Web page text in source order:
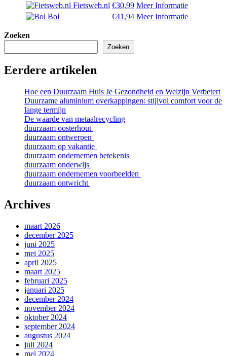
Fietsweb.nl €30,99 Meer Informatie
Bol
€41,94 Meer Informatie
Zoeken
Zoeken
Eerdere artikelen
Hoe een Duurzaam Huis Je Gezondheid en Welzijn Verbetert
Duurzame aluminium overkappingen: stijlvol comfort voor de
lange termijn
De waarde van metaalrecycling
duurzaam oosterhout
duurzaam ontwerpen
duurzaam op vakantie
duurzaam ondernemen betekenis
duurzaam onderwijs
duurzaam ondernemen voorbeelden
duurzaam ontwricht
Archives
maart 2026
december 2025
juni 2025
mei 2025
april 2025
maart 2025
februari 2025
januari 2025
december 2024
november 2024
oktober 2024
september 2024
augustus 2024
juli 2024
mei 2024